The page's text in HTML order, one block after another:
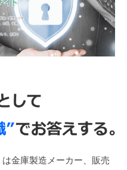
は金庫製造メーカー、販売